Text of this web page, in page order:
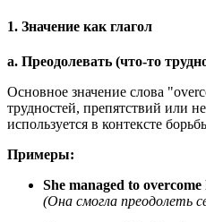
1. Значение как глагол
a. Преодолевать (что-то
Основное значение слова
трудностей, препятствий или
используется в контексте
Примеры:
She managed to
(Она смогла преодолеть